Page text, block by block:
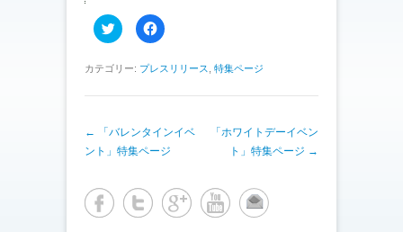
ク
リ
し
w
t
e
r
新
F
a
b
k
有
す
る
ク
リ
ッ
ク
カテゴリー: プレスリリース 特集ページ
投稿ナビゲーション
←
「バレンタインイベ
ント」特集ページ
「ホワイトデーイベン
ト」特集ページ →